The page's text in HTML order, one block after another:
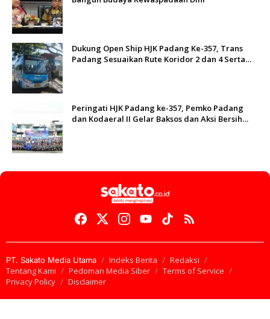
Dukung Open Ship HJK Padang Ke-357, Trans
Padang Sesuaikan Rute Koridor 2 dan 4 Serta
Peringati HJK Padang ke-357, Pemko Padang
dan Kodaeral II Gelar Baksos dan Aksi Bersih
PT. Sakato Media Utama Indeks Berita
Redaksi
Tentang Kami
Pedoman Media Siber
Terms of Service
Privacy Policy
Disclaimer